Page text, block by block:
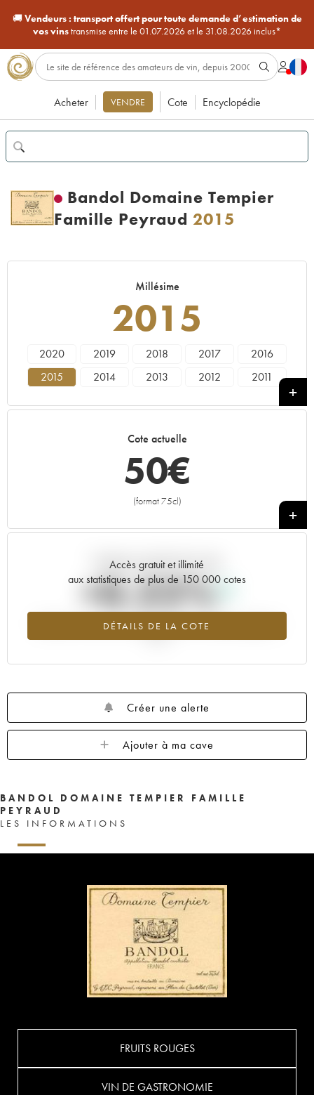
🚚Vendeurs : transport offert pour toute demande d’estimation de
vos vinstransmise entre le 01.07.2026 et le 31.08.2026 inclus*
Acheter VENDRE Cote Encyclopédie
Bandol Domaine Tempier
Famille Peyraud 2015
Millésime
2015
2020 2019 2018 2017
2016
2015
2014 2013 2012
2011
1998
1992
Cote actuelle
50€
(format 75cl)
+
Accès gratuit et illimité
aux statistiques de plus de 150 000 cotes
DÉTAILS DE LA COTE
Tendance actuelle de la cote
+0.22%
Tendance à la hausse du millésime 2015 en 2026 par rapport à
Créer une alerte
Ajouter à ma cave
BANDOL DOMAINE TEMPIER FAMILLE
PEYRAUD
LES INFORMATIONS
FRUITS ROUGES
VIN DE GASTRONOMIE